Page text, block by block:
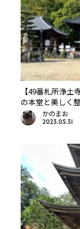
【49番札所浄
の本堂と美しく
かのまお
2023.05.31